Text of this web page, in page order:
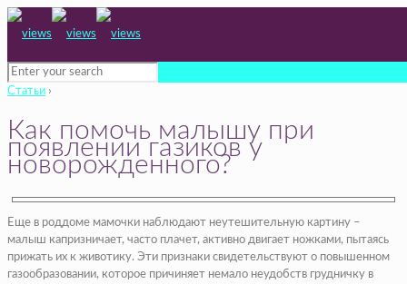
Статьи ›
Как помочь малышу при
появлении газиков у
новорожденного?
Еще в роддоме мамочки наблюдают неутешительную картину –
малыш капризничает, часто плачет, активно двигает ножками, пытаясь
прижать их к животику. Эти признаки свидетельствуют о повышенном
газообразовании, которое причиняет немало неудобств грудничку в